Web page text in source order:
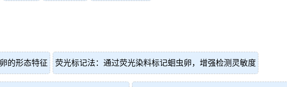
的形态特征 荧光标记法：通过荧光染料标记蛔虫卵，增强检测灵敏度